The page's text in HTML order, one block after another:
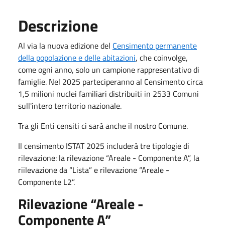
Descrizione
Al via la nuova edizione del Censimento permanente
della popolazione e delle abitazioni, che coinvolge,
come ogni anno, solo un campione rappresentativo di
famiglie. Nel 2025 parteciperanno al Censimento circa
1,5 milioni nuclei familiari distribuiti in 2533 Comuni
sull'intero territorio nazionale.
Tra gli Enti censiti ci sarà anche il nostro Comune.
Il censimento ISTAT 2025 includerà tre tipologie di
rilevazione: la rilevazione “Areale - Componente A”, la
riilevazione da “Lista” e rilevazione “Areale -
Componente L2”.
Rilevazione “Areale -
Componente A”